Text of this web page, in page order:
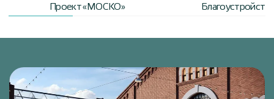
Проект «МОСКО»